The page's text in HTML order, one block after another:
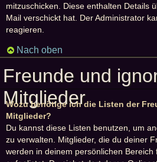
mitzuschicken. Diese enthalten Details
Mail verschickt hat. Der Administrator
reagieren.
Nach oben
Freunde und
Mitglieder
Wozu benötige ich die Listen der
Mitglieder?
Du kannst diese Listen benutzen, um
zu verwalten. Mitglieder, die du deiner
werden in deinem persönlichen